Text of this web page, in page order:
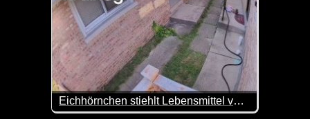
Eichhörnchen stiehlt Lebensmittel von der Veranda